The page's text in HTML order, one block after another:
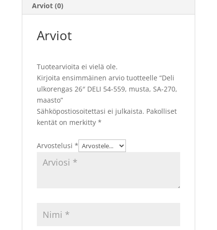
Arviot (0)
Arviot
Tuotearvioita ei vielä ole.
Kirjoita ensimmäinen arvio tuotteelle “Deli
ulkorengas 26″ DELI 54-559, musta, SA-270,
maasto”
Sähköpostiosoitettasi ei julkaista. Pakolliset
kentät on merkitty *
Arvostelusi *